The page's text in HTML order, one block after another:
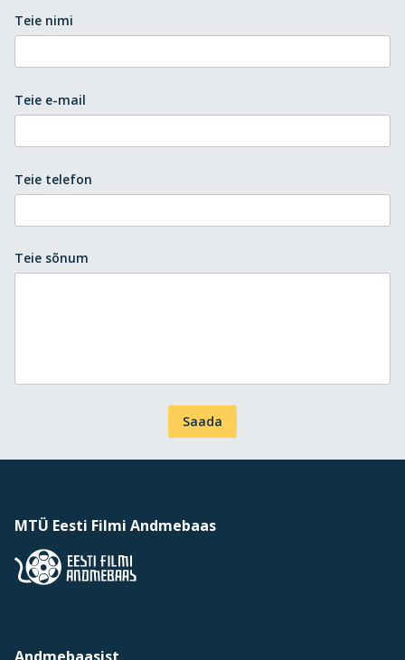
Teie nimi
Teie e-mail
Teie telefon
Teie sõnum
Saada
MTÜ Eesti Filmi Andmebaas